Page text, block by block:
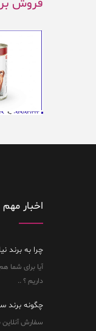
فروش
اخبار مهم
چرا به برند
آیا برای شما
داریم ؟ ..
چگونه برند
سفارش آنلاین